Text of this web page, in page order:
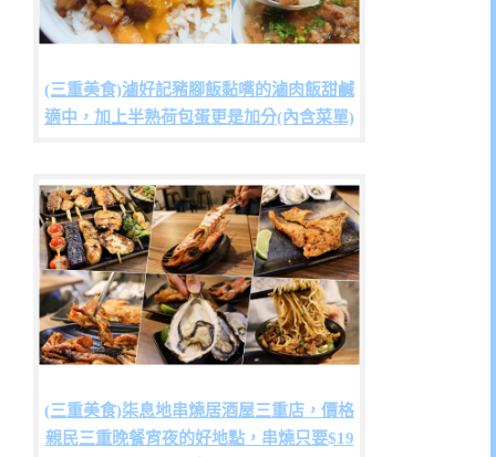
(三重美食)滷好記豬腳飯黏嘴的滷肉飯甜鹹
適中，加上半熟荷包蛋更是加分(內含菜單)
(三重美食)柒息地串燒居酒屋三重店，價格
親民三重晚餐宵夜的好地點，串燒只要$19